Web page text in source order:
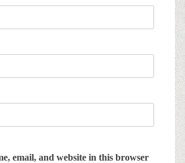
email, and website in this browser